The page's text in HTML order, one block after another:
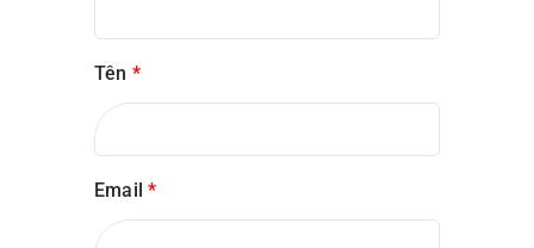
Tên *
Email*